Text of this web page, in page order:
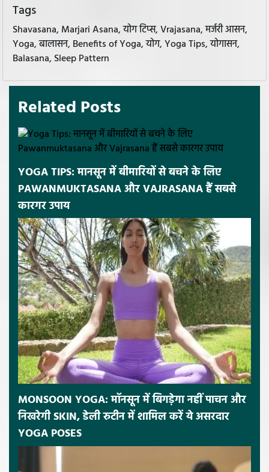
Tags
Shavasana, Marjari Asana, योग टिप्स, Vrajasana, मर्जरी आसन,
Yoga, बालासन, Benefits of Yoga, योग, Yoga Tips, योगासन,
Balasana, Sleep Pattern
Related Posts
YOGA TIPS: मानसून में बीमारियों से बचने के लिए
PAWANMUKTASANA और VAJRASANA हैं सबसे
कारगर उपाय
MONSOON YOGA: मॉनसून में बिगड़ेगा नहीं पाचन और
निखरेगी SKIN, डेली रुटीन में शामिल करें ये असरदार
YOGA POSES